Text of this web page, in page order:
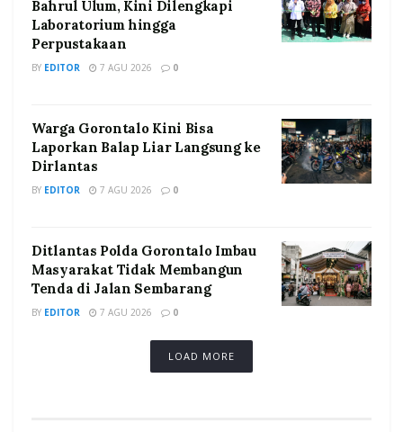
Bahrul Ulum, Kini Dilengkapi
Laboratorium hingga
Perpustakaan
BY EDITOR 7 AGU 2026 0
Warga Gorontalo Kini Bisa
Laporkan Balap Liar Langsung ke
Dirlantas
BY EDITOR 7 AGU 2026 0
Ditlantas Polda Gorontalo Imbau
Masyarakat Tidak Membangun
Tenda di Jalan Sembarang
BY EDITOR 7 AGU 2026 0
LOAD MORE